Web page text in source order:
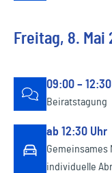
Freitag, 8. Mai
09:00 –
Beiratstagung
ab 12:30 Uhr
Gemeinsames
individuelle